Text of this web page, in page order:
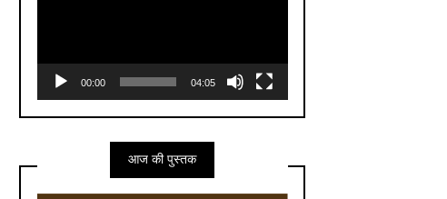
00:00 04:05
आज की पुस्तक